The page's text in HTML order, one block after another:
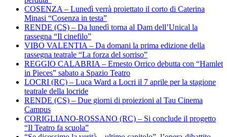
COSENZA – Lunedì verrà proiettato il corto di Caterina
Minasi “Cosenza in testa”
RENDE (CS) – Da lunedì torna al Dam dell’Unical la
rassegna “Il cinefilo”
VIBO VALENTIA – Da domani la prima edizione della
rassegna teatrale “La forza del sorriso”
REGGIO CALABRIA – Ernesto Orrico debutta con “Hamlet
in Pieces” sabato a Spazio Teatro
LOCRI (RC) – Luca Ward a Locri il 7 aprile per la stagione
teatrale della locride
RENDE (CS) – Due giorni di proiezioni al Tau Cinema
Campus
CORIGLIANO-ROSSANO (RC) – Si conclude il progetto
“Il Teatro fa scuola”